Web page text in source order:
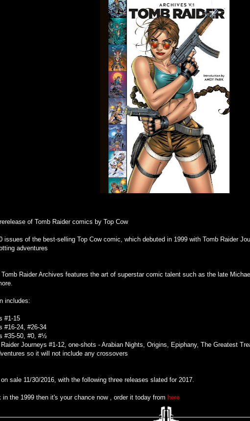
of Tomb Raider comics by Top Cow
issues of the best-selling Top Cow comic, which debuted in 1999 with Tomb Raider
adventures
Raider Archives features the art of superstar comic talent such as the late
includes:
#1-15
#16-24, #26-34
#35-50, #0, #½
Journeys #1-12, one-shots - Arabian Nights, Origins, Epiphany, The Greatest
so it will not include any crossovers
sale 11/30/2016, with the following three releases slated for 2017.
the 1999 then it's your chance now , order it today from here